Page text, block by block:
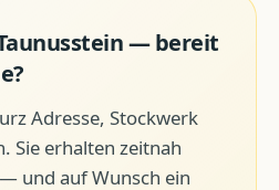
— bereit
Adresse, Stockwerk
Sie erhalten zeitnah
und auf Wunsch ein